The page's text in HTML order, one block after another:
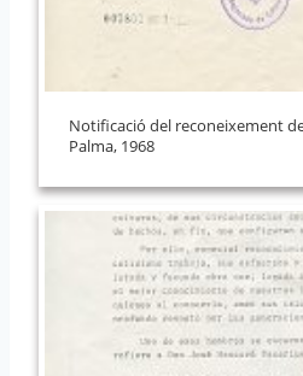
Notificació del reconeixement
Palma, 1968